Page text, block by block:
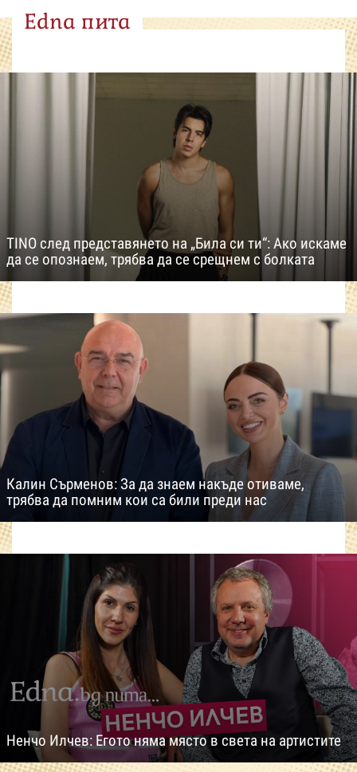
Edna пита
TINO след представянето на „Била си ти“: Ако искаме
да се опознаем, трябва да се срещнем с болката
Калин Сърменов: За да знаем накъде отиваме,
трябва да помним кои са били преди нас
Ненчо Илчев: Егото няма място в света на артистите